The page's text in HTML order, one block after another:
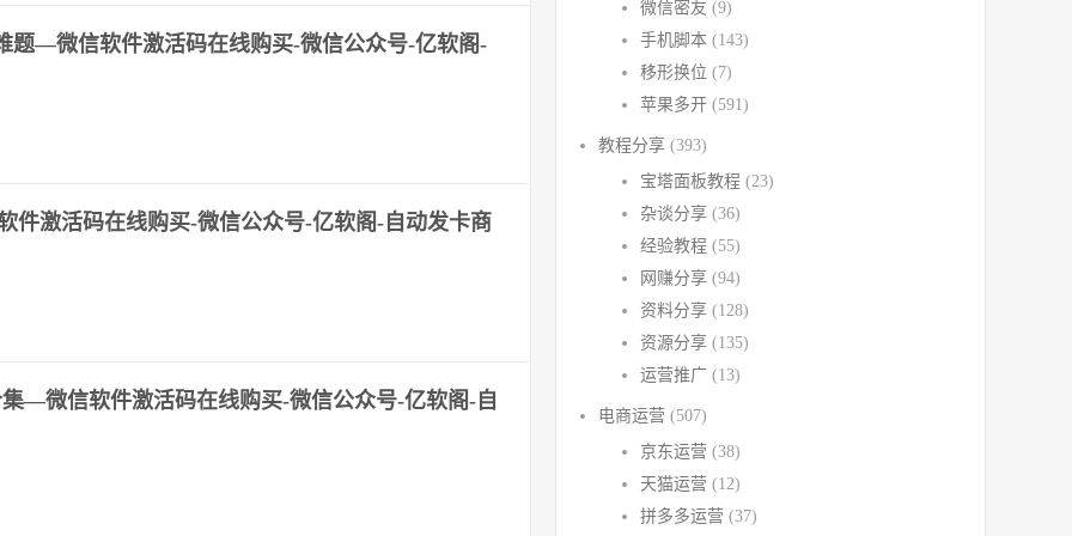
题—微信软件激活码在线购买-微信公众号-亿软阁-
激活码在线购买-微信公众号-亿软阁-自动发卡商
—微信软件激活码在线购买-微信公众号-亿软阁-自
微信密友 (9)
手机脚本 (143)
移形换位 (7)
苹果多开 (591)
教程分享 (393)
宝塔面板教程 (23)
杂谈分享 (36)
经验教程 (55)
网赚分享 (94)
资料分享 (128)
资源分享 (135)
运营推广 (13)
电商运营 (507)
京东运营 (38)
天猫运营 (12)
拼多多运营 (37)